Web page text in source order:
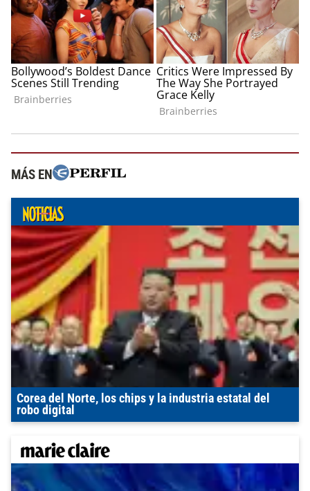
MÁS EN
Corea del Norte, los chips y la industria estatal del
robo digital